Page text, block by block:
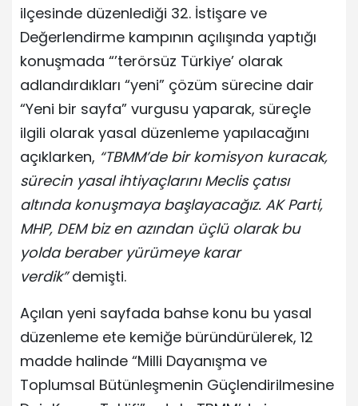
ilçesinde düzenlediği 32. İstişare ve
Değerlendirme kampının açılışında yaptığı
konuşmada “’terörsüz Türkiye’ olarak
adlandırdıkları “yeni” çözüm sürecine dair
“Yeni bir sayfa” vurgusu yaparak, süreçle
ilgili olarak yasal düzenleme yapılacağını
açıklarken, “TBMM’de bir komisyon kuracak,
sürecin yasal ihtiyaçlarını Meclis çatısı
altında konuşmaya başlayacağız. AK Parti,
MHP, DEM biz en azından üçlü olarak bu
yolda beraber yürümeye karar
verdik”demişti.
Açılan yeni sayfada bahse konu bu yasal
düzenleme ete kemiğe büründürülerek, 12
madde halinde “Milli Dayanışma ve
Toplumsal Bütünleşmenin Güçlendirilmesine